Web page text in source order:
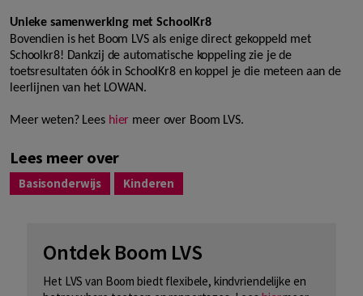
Unieke samenwerking met SchoolKr8
Bovendien is het Boom LVS als enige direct gekoppeld met
Schoolkr8! Dankzij de automatische koppeling zie je de
toetsresultaten óók in SchoolKr8 en koppel je die meteen aan de
leerlijnen van het LOWAN.
Meer weten? Lees hier meer over Boom LVS.
Lees meer over
Basisonderwijs Kinderen
Ontdek Boom LVS
Het LVS van Boom biedt flexibele, kindvriendelijke en